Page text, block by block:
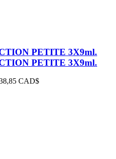
PETITE 3X9ml.
PETITE 3X9ml.
CAD$